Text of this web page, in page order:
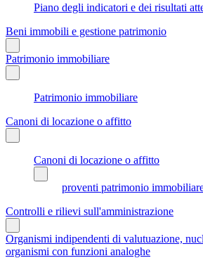
Piano degli indicatori e dei risultati
Beni immobili e gestione patrimonio
Patrimonio immobiliare
Patrimonio immobiliare
Canoni di locazione o affitto
Canoni di locazione o affitto
proventi patrimonio
Controlli e rilievi sull'amministrazione
Organismi indipendenti di valutuazione,
organismi con funzioni analoghe